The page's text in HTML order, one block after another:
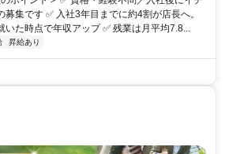
集です ✅ 入社3年目までに約4割が店長へ。
いた時点で年収アップ ✅ 残業は月平均7.8...
昇給あり